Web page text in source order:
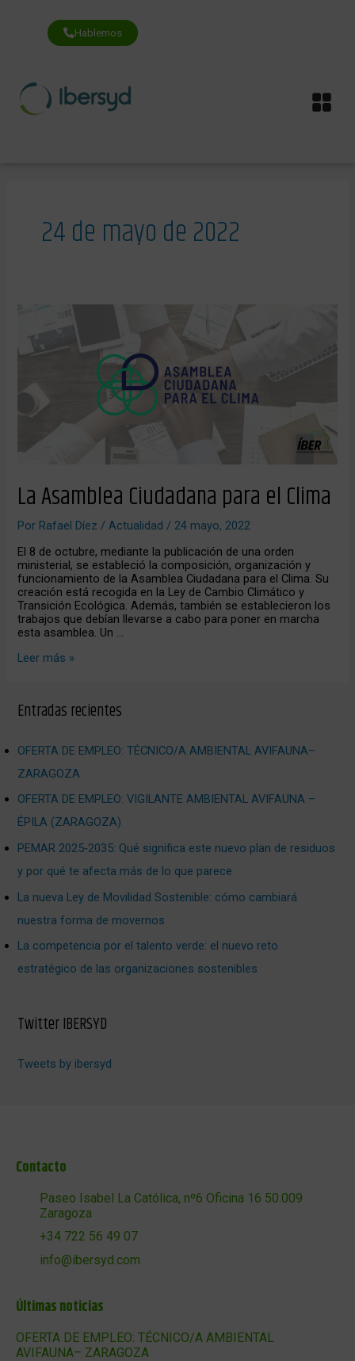
contenido
Hablemos
24 de mayo de 2022
La Asamblea Ciudadana para el Clima
Por Rafael Díez/Actualidad / 24 mayo, 2022
El 8 de octubre, mediante la publicación de una orden
ministerial, se estableció la composición, organización y
funcionamiento de la Asamblea Ciudadana para el Clima. Su
creación está recogida en la Ley de Cambio Climático y
Transición Ecológica. Además, también se establecieron los
trabajos que debían llevarse a cabo para poner en marcha
esta asamblea. Un …
para
Leer más »
Entradas recientes
OFERTA DE EMPLEO: TÉCNICO/A AMBIENTAL AVIFAUNA–
ZARAGOZA
OFERTA DE EMPLEO: VIGILANTE AMBIENTAL AVIFAUNA –
ÉPILA (ZARAGOZA)
PEMAR 2025‑2035: Qué significa este nuevo plan de residuos
y por qué te afecta más de lo que parece
La nueva Ley de Movilidad Sostenible: cómo cambiará
nuestra forma de movernos
La competencia por el talento verde: el nuevo reto
estratégico de las organizaciones sostenibles
Twitter IBERSYD
Tweets by ibersyd
Contacto
Paseo Isabel La Católica, nº6 Oficina 16 50.009
Zaragoza
+34 722 56 49 07
info@ibersyd.com
Últimas noticias
OFERTA DE EMPLEO: TÉCNICO/A AMBIENTAL
AVIFAUNA– ZARAGOZA